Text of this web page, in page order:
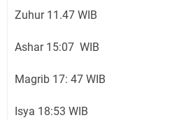
Zuhur 11.47 WIB
Ashar 15:07 WIB
Magrib 17: 47 WIB
Isya 18:53 WIB